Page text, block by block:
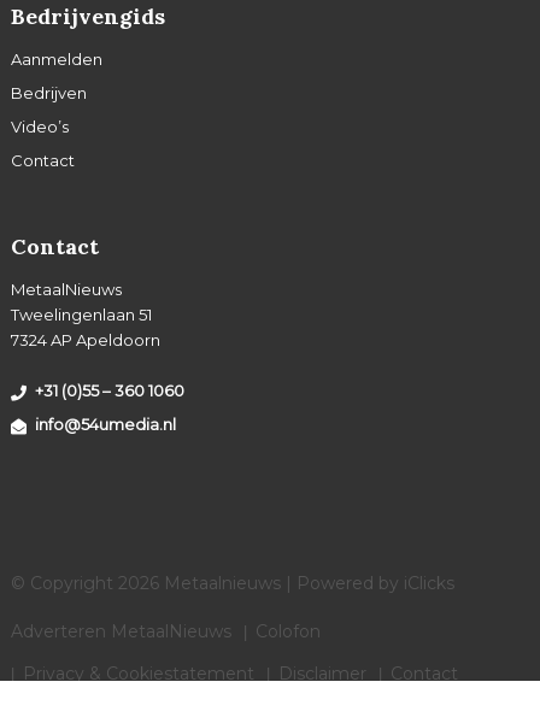
Bedrijvengids
Aanmelden
Bedrijven
Video’s
Contact
Contact
MetaalNieuws
Tweelingenlaan 51
7324 AP Apeldoorn
+31 (0)55 – 360 1060
info@54umedia.nl
© Copyright 2026 Metaalnieuws | Powered by iClicks
Adverteren MetaalNieuws
Colofon
Privacy & Cookiestatement
Disclaimer
Contact